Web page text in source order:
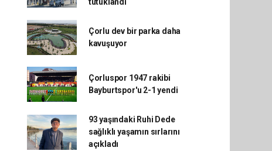
Çorlu dev bir parka daha
kavuşuyor
Çorluspor 1947 rakibi
Bayburtspor'u 2-1 yendi
93 yaşındaki Ruhi Dede
sağlıklı yaşamın sırlarını
açıkladı